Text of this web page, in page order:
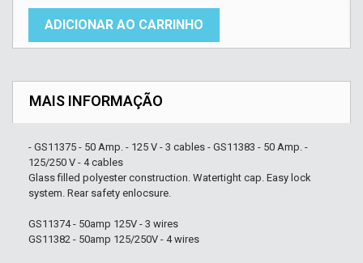
ADICIONAR AO CARRINHO
MAIS INFORMAÇÃO
- GS11375 - 50 Amp. - 125 V - 3 cables - GS11383 - 50 Amp. -
125/250 V - 4 cables
Glass filled polyester construction. Watertight cap. Easy lock
system. Rear safety enlocsure.
GS11374 - 50amp 125V - 3 wires
GS11382 - 50amp 125/250V - 4 wires